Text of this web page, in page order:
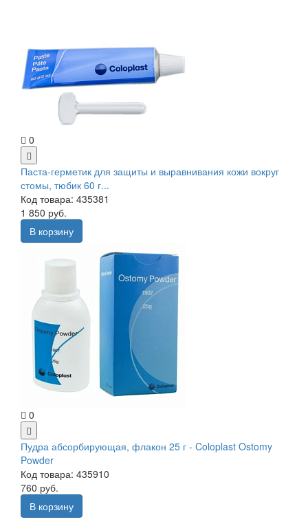
0
Паста-герметик для защиты и выравнивания кожи вокруг
стомы, тюбик 60 г...
Код товара: 435381
1 850 руб.
В корзину
0
Пудра абсорбирующая, флакон 25 г - Coloplast Ostomy
Powder
Код товара: 435910
760 руб.
В корзину